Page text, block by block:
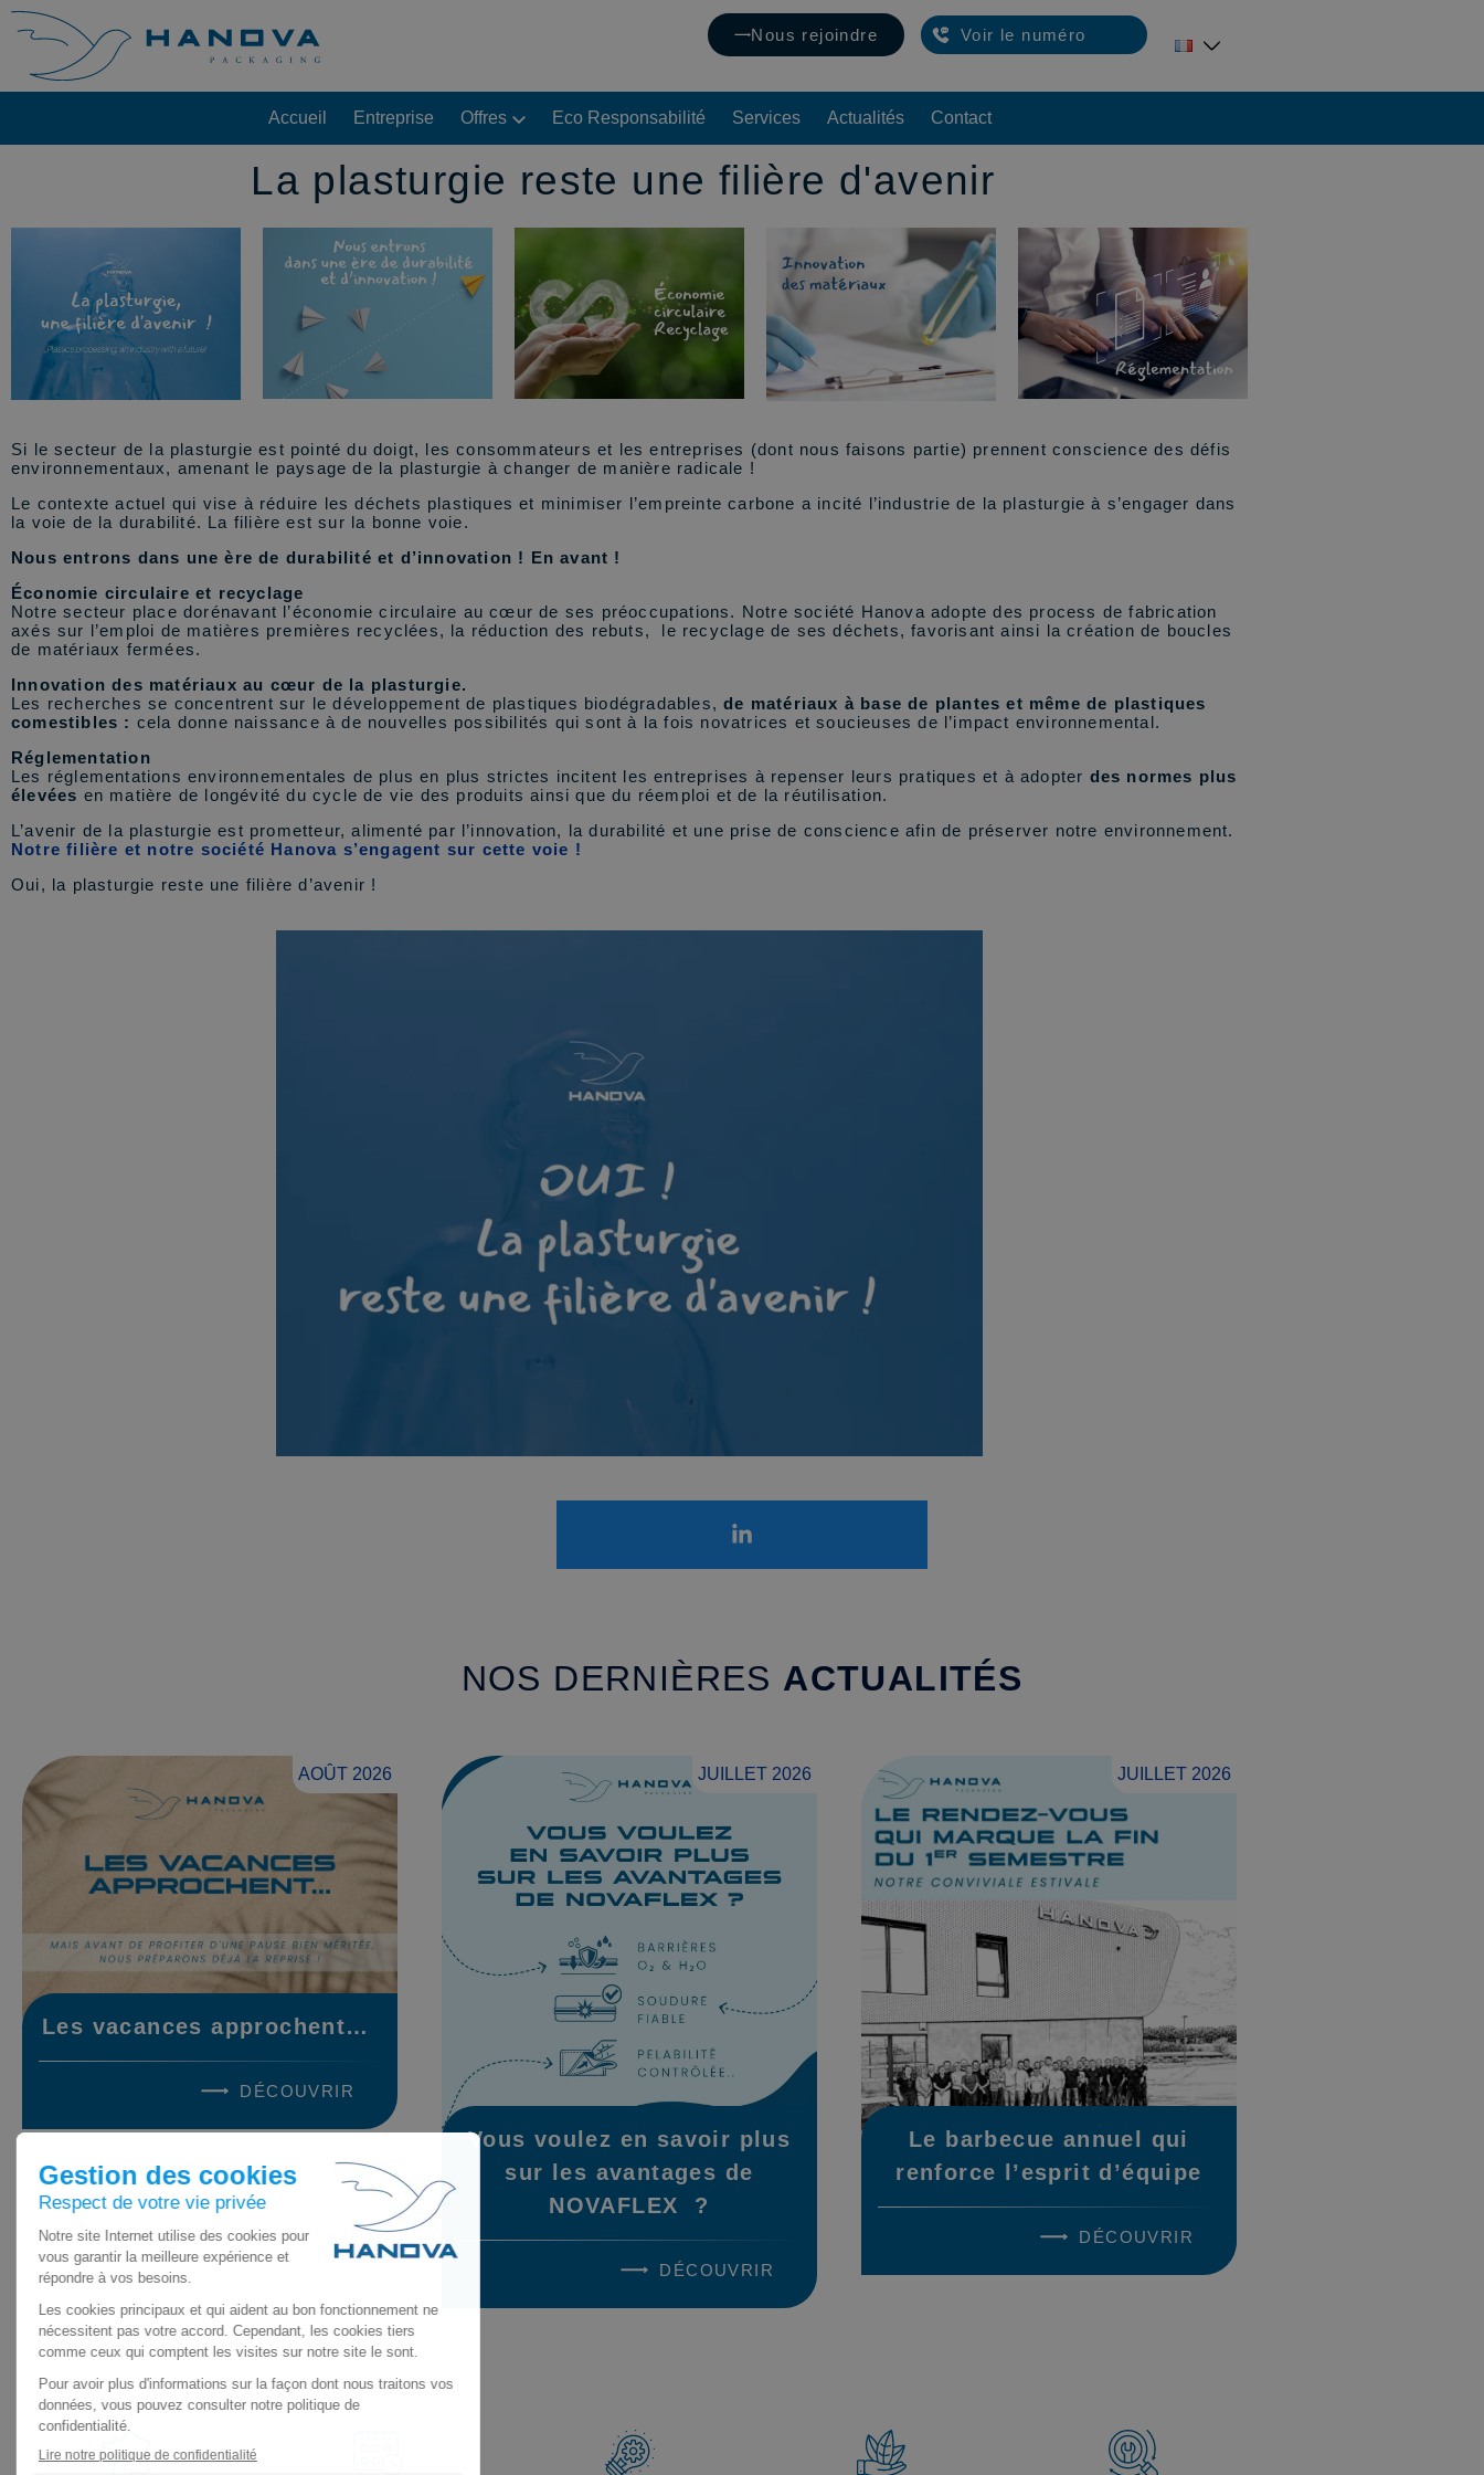
Nous rejoindre Voir le numéro
Accueil Entreprise Offres Eco Responsabilité Services Actualités Contact
La plasturgie reste une filière d'avenir
Si le secteur de la plasturgie est pointé du doigt, les consommateurs et les entreprises (dont nous faisons partie) prennent conscience des défis
environnementaux, amenant le paysage de la plasturgie à changer de manière radicale !
Le contexte actuel qui vise à réduire les déchets plastiques et minimiser l’empreinte carbone a incité l’industrie de la plasturgie à s’engager dans
la voie de la durabilité. La filière est sur la bonne voie.
Nous entrons dans une ère de durabilité et d’innovation ! En avant !
Économie circulaire et recyclage
Notre secteur place dorénavant l’économie circulaire au cœur de ses préoccupations. Notre société Hanova adopte des process de fabrication
axés sur l’emploi de matières premières recyclées, la réduction des rebuts,
le recyclage de ses déchets, favorisant ainsi la création de boucles
de matériaux fermées.
Innovation des matériaux au cœur de la plasturgie.
Les recherches se concentrent sur le développement de plastiques biodégradables,de matériaux à base de plantes et même de plastiques
comestibles : cela donne naissance à de nouvelles possibilités qui sont à la fois novatrices et soucieuses de l’impact environnemental.
Réglementation
Les réglementations environnementales de plus en plus strictes incitent les entreprises à repenser leurs pratiques et à adopter des normes plus
élevées en matière de longévité du cycle de vie des produits ainsi que du réemploi et de la réutilisation.
L’avenir de la plasturgie est prometteur, alimenté par l’innovation, la durabilité et une prise de conscience afin de préserver notre environnement.
Notre filière et notre société Hanova s’engagent sur cette voie !
Oui, la plasturgie reste une filière d’avenir !
NOS DERNIÈRES ACTUALITÉS
AOÛT 2026
Les vacances approchent…
DÉCOUVRIR
JUILLET 2026
Vous voulez en savoir plus
sur les avantages de
NOVAFLEX ?
DÉCOUVRIR
JUILLET 2026
Le barbecue annuel qui
renforce l’esprit d’équipe
DÉCOUVRIR